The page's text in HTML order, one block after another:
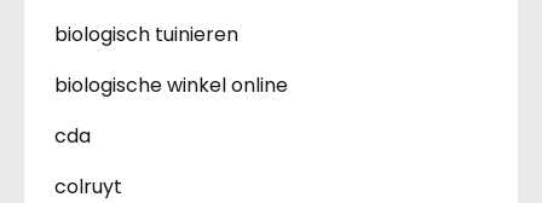
biologisch tuinieren
biologische winkel online
cda
colruyt